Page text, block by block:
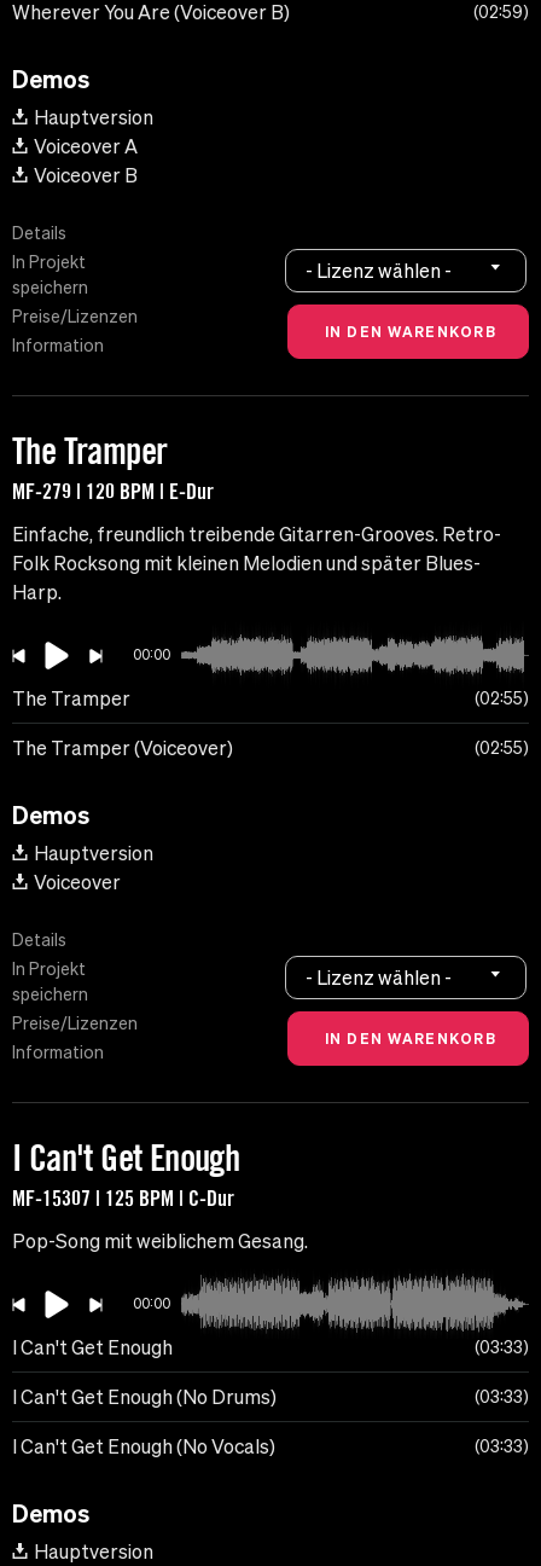
Wherever You Are (Voiceover B) 02:59
Demos
Hauptversion
Voiceover A
Voiceover B
Details
In Projekt
speichern
Preise/Lizenzen
Information
- Lizenz wählen -
The Tramper
MF-279 | 120 BPM | E-Dur
Einfache, freundlich treibende Gitarren-Grooves. Retro-
Folk Rocksong mit kleinen Melodien und später Blues-
Harp.
00:00
The Tramper 02:55
The Tramper (Voiceover) 02:55
Demos
Hauptversion
Voiceover
Details
In Projekt
speichern
Preise/Lizenzen
Information
- Lizenz wählen -
I Can't Get Enough
MF-15307 | 125 BPM | C-Dur
Pop-Song mit weiblichem Gesang.
00:00
I Can't Get Enough 03:33
I Can't Get Enough (No Drums) 03:33
I Can't Get Enough (No Vocals) 03:33
Demos
Hauptversion